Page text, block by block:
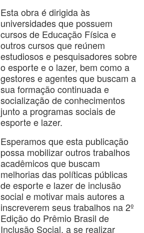
Esta obra é dirigida às
universidades que possuem
cursos de Educação Física e
outros cursos que reúnem
estudiosos e pesquisadores sobre
o esporte e o lazer, bem como a
gestores e agentes que buscam a
sua formação continuada e
socialização de conhecimentos
junto a programas sociais de
esporte e lazer.
Esperamos que esta publicação
possa mobilizar outros trabalhos
acadêmicos que buscam
melhorias das políticas públicas
de esporte e lazer de inclusão
social e motivar mais autores a
inscreverem seus trabalhos na 2º
Edição do Prêmio Brasil de
Inclusão Social, a se realizar